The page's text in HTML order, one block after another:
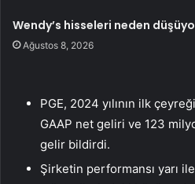
Wendy’s hisseleri neden
Ağustos 8, 2026
PGE, 2024 yılının ilk
GAAP net geliri ve 123
gelir bildirdi.
Şirketin performansı yarı